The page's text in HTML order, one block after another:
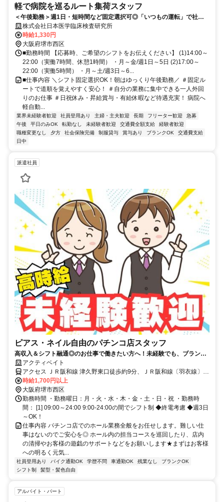
軽で病院を巡るルート集荷スタッフ
＜午後勤務＞週1日・短時間など固定選択可◎「いつもの運転」で社会
貢献しませんか？【Wワーク不可】
株式会社日本医学臨床検査研究所
時給1,330円
大阪府堺市西区
■勤務時間 【応募時、ご希望のシフトをお伝えください】 (1)14:00～
22:00（実働7時間、休憩1時間） ・月～金/週1日～5日 (2)17:00～
22:00（実働5時間） ・月～土/週3日～6...
■仕事内容 ＼シフト固定選択OK！朝はゆっくり午後勤務／ ＃固定ル
ートで道順を覚えやすく安心！ ＃自分の業務に集中できる一人外回
りのお仕事 ＃日祝休み・昇給賞与・有給休暇など待遇充実！ 病院へ
軽自動...
業界未経験者歓迎 社員登用あり 主婦・主夫歓迎 長期 フリーター歓迎
急募
午後
平日のみOK 転勤なし 未経験者歓迎 交通費全額支給
経験者歓迎
職種変更なし
夕方 社会保険完備 制服貸与 賞与あり ブランクOK
交通費支給
日中
派遣社員
ピアス・ネイル自由のパチンコ店スタッフ
高収入＆シフト融通◎のお仕事で働きたい方へ！未経験でも、ブランク
ありでも大歓迎♪
アクティベイト
アクセス ＪＲ阪和線 津久野東口徒歩約9分、ＪＲ阪和線〔羽衣線〕
鳳西出口徒歩約16分、ＪＲ阪和線 鳳西出口徒歩約16分
時給1,700円以上
大阪府堺市西区
勤務時間 ・勤務曜日：月・火・水・木・金・土・日・祝 ・勤務時
間： [1] 09:00～24:00 9:00-24:00の間でシフト制 ◆終電考慮 ◆週3日
～OK！
仕事内容 パチンコ店でのホール業務全般をお任せします。難しい仕
事はないのでご安心を◎ ホール内の担当コースを巡回したり、店内
の清掃やお客様の遊戯のサポートなどをお願いします★まずはお客様
への明るく元気...
社員登用あり バイク通勤OK 学歴不問 車通勤OK 残業なし
ブランクOK
シフト制
髪型・髪色自由
アルバイト・パート